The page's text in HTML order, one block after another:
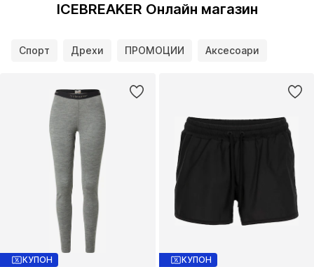
ICEBREAKER Онлайн магазин
Спорт Дрехи ПРОМОЦИИ Аксесоари
КУПОН КУПОН